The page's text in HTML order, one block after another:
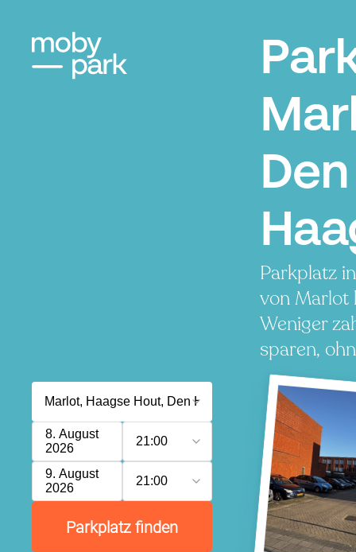
Den
Parkplatz
von Marlot
Weniger
sparen,
8. August
2026
21:00
9. August
2026
21:00
Parkplatz finden